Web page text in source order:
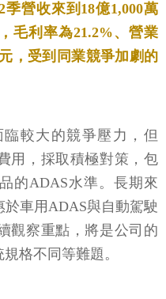
營收來到18億1,000萬
毛利率為21.2%、營業
，受到同業競爭加劇的
較大的競爭壓力，但
用，採取積極對策，包
的ADAS水準。長期來
車用ADAS與自動駕駛
觀察重點，將是公司的
格不同等難題。